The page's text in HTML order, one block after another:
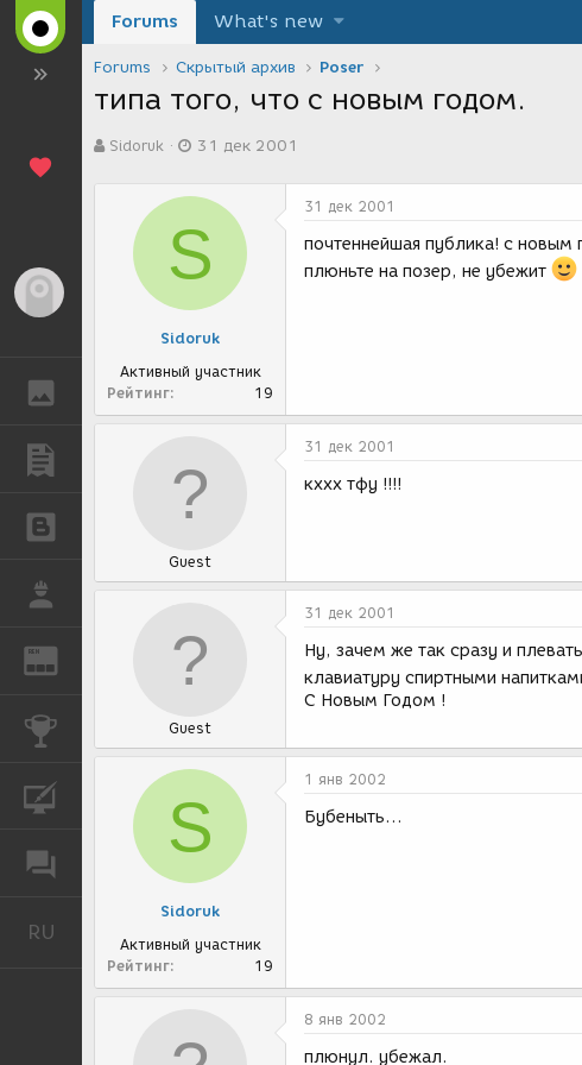
ГАЛЕРЕЯ
REN
КОНКУРСЫ
КУРСЫ
ФОРУМ
RU
Forums What's new
Forums Скрытый архив Poser
типа того, что с новым годом.
в
Sidoruk
а
а
о
з
д
и
я
31 дек 2001
S
Sidoruk
Активный участник
Рейтинг
19
31 дек 2001
почтеннейшая публика! с новым
плюньте на позер, не убежит
Guest
31 дек 2001
кххх тфу !!!!
Guest
31 дек 2001
Ну, зачем же так сразу и
клавиатуру спиртными
С Новым Годом !
S
Sidoruk
Активный участник
Рейтинг
19
1 янв 2002
Бубеныть...
8 янв 2002
плюнул. убежал.